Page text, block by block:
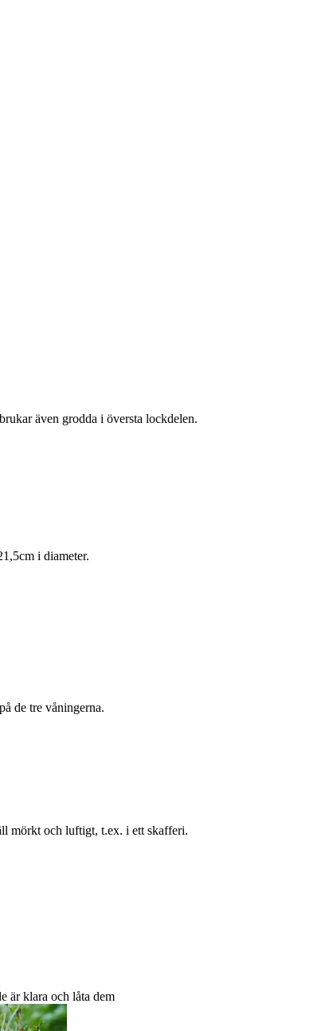
även grodda i översta lockdelen.
i diameter.
de tre våningerna.
mörkt och luftigt, t.ex. i ett skafferi.
är klara och låta dem